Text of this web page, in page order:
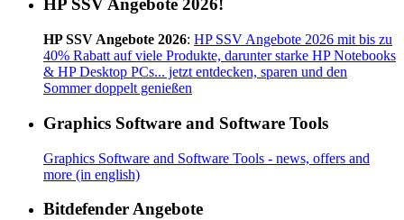
HP SSV Angebote 2026!
HP SSV Angebote 2026: HP SSV Angebote 2026 mit bis zu
40% Rabatt auf viele Produkte, darunter starke HP Notebooks
& HP Desktop PCs... jetzt entdecken, sparen und den
Sommer doppelt genießen
Graphics Software and Software Tools
Graphics Software and Software Tools - news, offers and
more (in english)
Bitdefender Angebote